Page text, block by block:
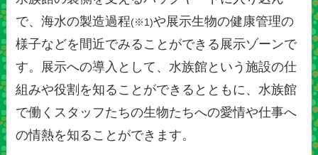
で、海水の製造過程(※1)や展示生物の健康管理の
様子などを間近でみることができる展示ゾーンで
す。展示への導入として、水族館という施設の仕
組みや役割を知ることができるとともに、水族館
で働くスタッフたちの生物たちへの愛情や仕事へ
の情熱を知ることができます。